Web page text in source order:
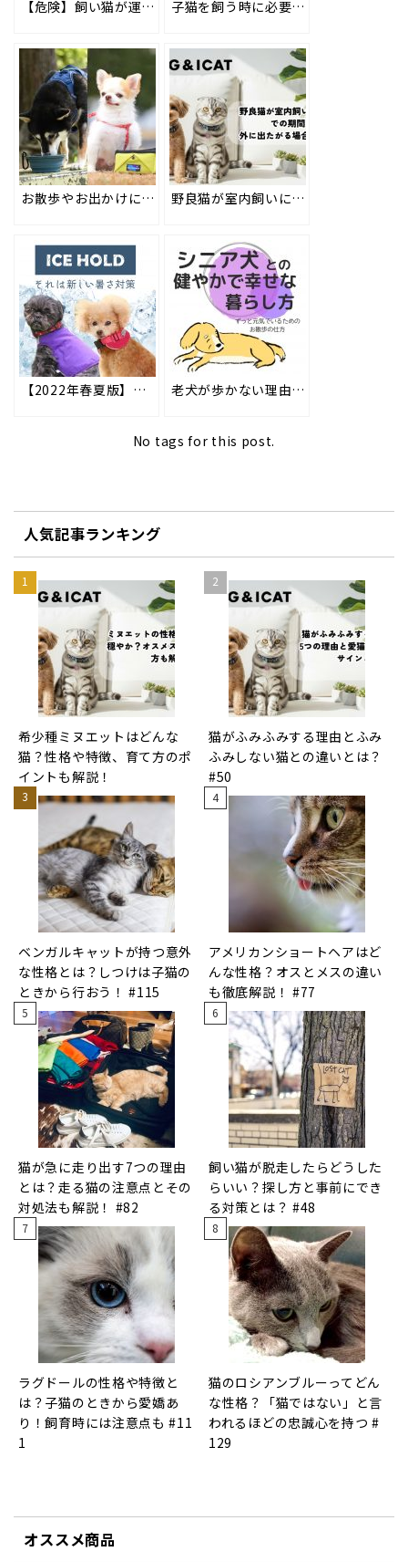
【危険】飼い猫が運動不足かも！遊ばない猫を動かす5つのコツとは？ #120 子猫を飼う時に必要なものってなに？野良猫を拾った時の注意点も解説！ #123
お散歩やお出かけにも◎持ち運びに便利なポータブルトレイ＆折り畳みシリコンフードボウル #147 野良猫が室内飼いに慣れるまでの期間は？外に出たがる場合の対処法も
【2022年春夏版】愛犬の暑さ対策にもオススメ！「ひんやり」を持ち運べるIDOG ICE HOLDがリニューアルして新発売!! #162 老犬が歩かない理由と散歩の仕方・歩行をサポートする犬服の紹介もーシニア犬との暮らしー #183
No tags for this post.
人気記事ランキング
希少種ミヌエットはどんな
猫？性格や特徴、育て方のポ
イントも解説！
猫がふみふみする理由とふみ
ふみしない猫との違いとは？
#50
ベンガルキャットが持つ意外
な性格とは？しつけは子猫の
ときから行おう！ #115
アメリカンショートヘアはど
んな性格？オスとメスの違い
も徹底解説！ #77
猫が急に走り出す7つの理由
とは？走る猫の注意点とその
対処法も解説！ #82
飼い猫が脱走したらどうした
らいい？探し方と事前にでき
る対策とは？ #48
ラグドールの性格や特徴と
は？子猫のときから愛嬌あ
り！飼育時には注意点も #11
1
猫のロシアンブルーってどん
な性格？「猫ではない」と言
われるほどの忠誠心を持つ #
129
オススメ商品